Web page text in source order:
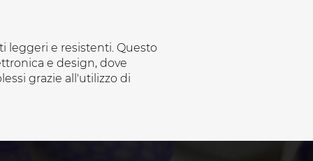
leggeri e resistenti. Questo
e design, dove
grazie all'utilizzo di